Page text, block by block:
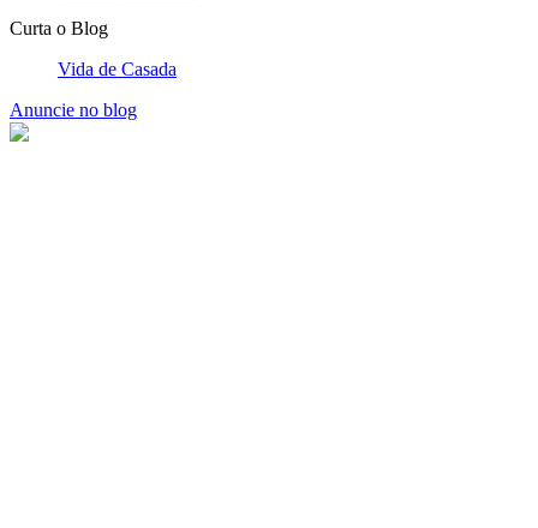
Curta o Blog
Vida de Casada
Anuncie no blog